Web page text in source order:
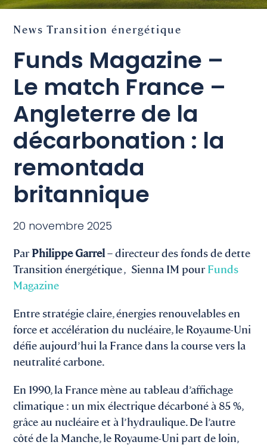
News Transition énergétique
Funds Magazine –
Le match France –
Angleterre de la
décarbonation : la
remontada
britannique
20 novembre 2025
Par Philippe Garrel– directeur des fonds de dette
Transition énergétique , Sienna IM pour Funds
Magazine
Entre stratégie claire, énergies renouvelables en
force et accélération du nucléaire, le Royaume-Uni
défie aujourd’hui la France dans la course vers la
neutralité carbone.
En 1990, la France mène au tableau d’affichage
climatique : un mix électrique décarboné à 85 %,
grâce au nucléaire et à l’hydraulique. De l’autre
côté de la Manche, le Royaume-Uni part de loin,